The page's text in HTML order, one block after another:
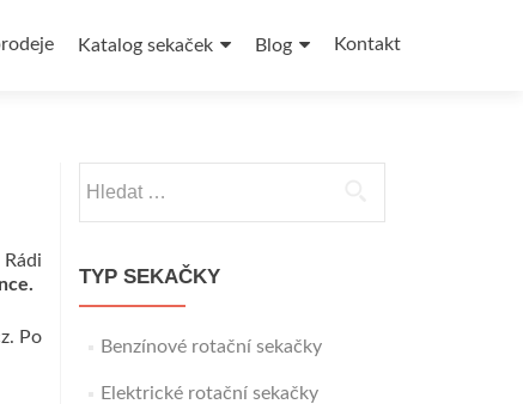
Katalog sekaček Blog Kontakt
Po
TYP SEKAČKY
Benzínové rotační sekačky
Elektrické rotační sekačky